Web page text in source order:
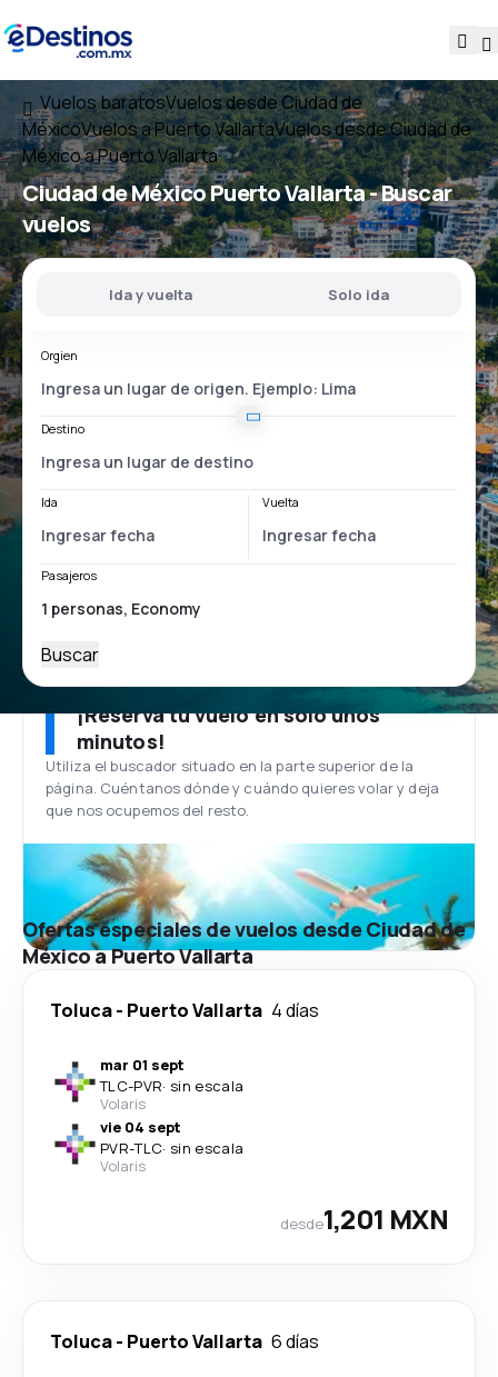
Vuelos baratosVuelos desde Ciudad de
MéxicoVuelos a Puerto VallartaVuelos desde Ciudad de
México a Puerto Vallarta
Ciudad de México Puerto Vallarta- Buscar
vuelos
Ida y vuelta Solo ida
Orgien
Destino
Ida Vuelta
Pasajeros
Buscar
¡Reserva tu vuelo en solo unos
minutos!
Utiliza el buscador situado en la parte superior de la
página. Cuéntanos dónde y cuándo quieres volar y deja
que nos ocupemos del resto.
Ofertas especiales de vuelos desde Ciudad de
México a Puerto Vallarta
Toluca- Puerto Vallarta 4 días
mar 01 sept
TLC-PVR· sin escala
Volaris
vie 04 sept
PVR-TLC· sin escala
Volaris
desde1,201 MXN
Toluca- Puerto Vallarta 6 días